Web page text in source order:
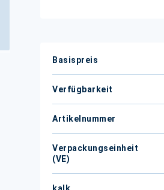
Weitere
Basispreis
Verfügbarkeit
Artikelnummer
Verpackungseinheit
(VE)